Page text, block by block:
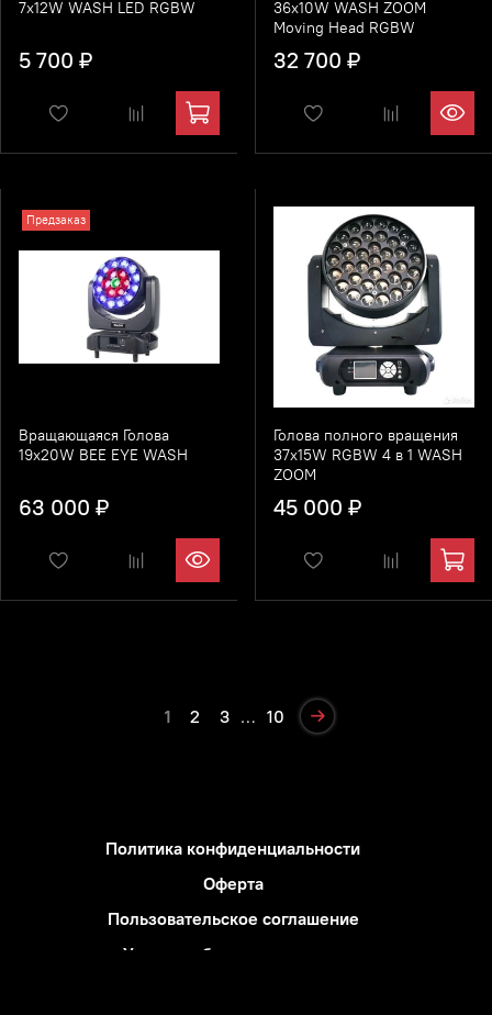
7x12W WASH LED RGBW
5 700 ₽
36x10W WASH ZOOM
Moving Head RGBW
32 700 ₽
Предзаказ
Вращающаяся Голова
19x20W BEE EYE WASH
63 000 ₽
Голова полного вращения
37x15W RGBW 4 в 1 WASH
ZOOM
45 000 ₽
1 2 3 … 10
Политика конфиденциальности
Оферта
Пользовательское соглашение
Условия обмена и возврата